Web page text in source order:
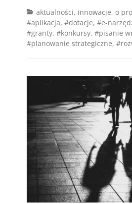
Categories
aktualności, innowacje, o
#aplikacja, #dotacje, #e-
#granty, #konkursy, #pisanie
#planowanie strategiczne,